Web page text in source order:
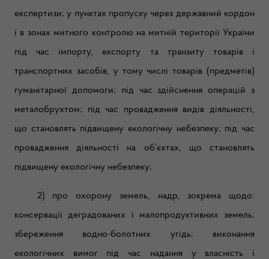
експертизи; у пунктах пропуску через державний кордон
і в зонах митного контролю на митній території України
під час імпорту, експорту та транзиту товарів і
транспортних засобів, у тому числі товарів (предметів)
гуманітарної допомоги; під час здійснення операцій з
металобрухтом; під час провадження видів діяльності,
що становлять підвищену екологічну небезпеку; під час
провадження діяльності на об’єктах, що становлять
підвищену екологічну небезпеку;
2) про охорону земель, надр, зокрема щодо:
консервації деградованих і малопродуктивних земель;
збереження водно-болотних угідь; виконання
екологічних вимог під час надання у власність і